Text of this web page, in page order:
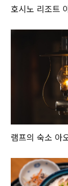
호시노 리조트
램프의 숙소 아